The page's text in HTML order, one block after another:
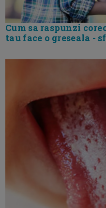
Cum sa raspunzi
tau face o greseala -